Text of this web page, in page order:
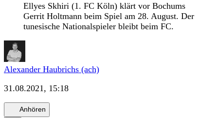
Ellyes Skhiri (1. FC Köln) klärt vor Bochums
Gerrit Holtmann beim Spiel am 28. August. Der
tunesische Nationalspieler bleibt beim FC.
Alexander Haubrichs (ach)
31.08.2021, 15:18
Anhören